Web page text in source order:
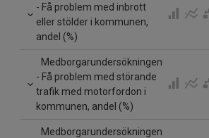
- Få problem med inbrott
eller stölder i kommunen,
andel (%)
Medborgarundersökningen
- Få problem med störande
trafik med motorfordon i
kommunen, andel (%)
Medborgarundersökningen